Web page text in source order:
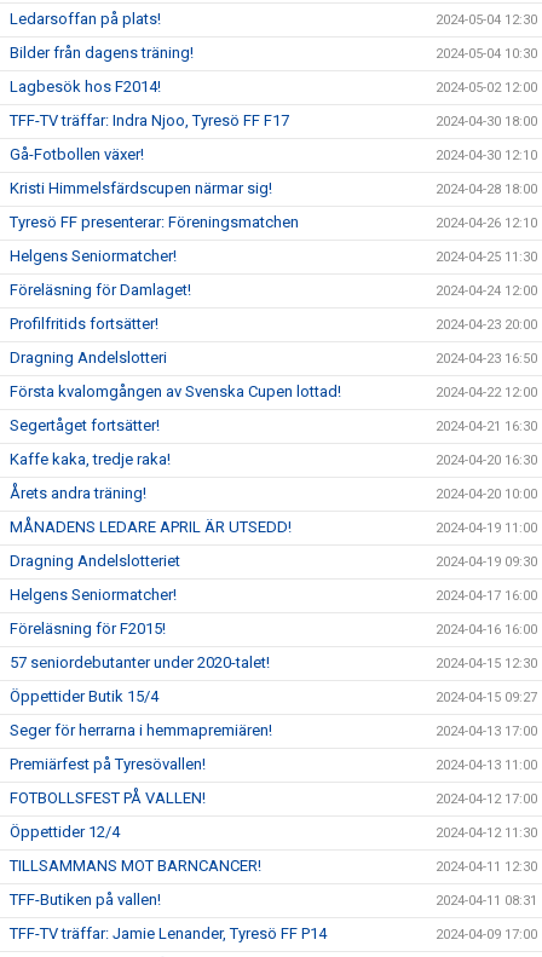
Ledarsoffan på plats! 2024-05-04 12:30
Bilder från dagens träning! 2024-05-04 10:30
Lagbesök hos F2014! 2024-05-02 12:00
TFF-TV träffar: Indra Njoo, Tyresö FF F17 2024-04-30 18:00
Gå-Fotbollen växer! 2024-04-30 12:10
Kristi Himmelsfärdscupen närmar sig! 2024-04-28 18:00
Tyresö FF presenterar: Föreningsmatchen 2024-04-26 12:10
Helgens Seniormatcher! 2024-04-25 11:30
Föreläsning för Damlaget! 2024-04-24 12:00
Profilfritids fortsätter! 2024-04-23 20:00
Dragning Andelslotteri 2024-04-23 16:50
Första kvalomgången av Svenska Cupen lottad! 2024-04-22 12:00
Segertåget fortsätter! 2024-04-21 16:30
Kaffe kaka, tredje raka! 2024-04-20 16:30
Årets andra träning! 2024-04-20 10:00
MÅNADENS LEDARE APRIL ÄR UTSEDD! 2024-04-19 11:00
Dragning Andelslotteriet 2024-04-19 09:30
Helgens Seniormatcher! 2024-04-17 16:00
Föreläsning för F2015! 2024-04-16 16:00
57 seniordebutanter under 2020-talet! 2024-04-15 12:30
Öppettider Butik 15/4 2024-04-15 09:27
Seger för herrarna i hemmapremiären! 2024-04-13 17:00
Premiärfest på Tyresövallen! 2024-04-13 11:00
FOTBOLLSFEST PÅ VALLEN! 2024-04-12 17:00
Öppettider 12/4 2024-04-12 11:30
TILLSAMMANS MOT BARNCANCER! 2024-04-11 12:30
TFF-Butiken på vallen! 2024-04-11 08:31
TFF-TV träffar: Jamie Lenander, Tyresö FF P14 2024-04-09 17:00